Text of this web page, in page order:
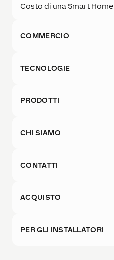
Costo di una Smart Home
COMMERCIO
TECNOLOGIE
PRODOTTI
CHI SIAMO
CONTATTI
ACQUISTO
PER GLI INSTALLATORI